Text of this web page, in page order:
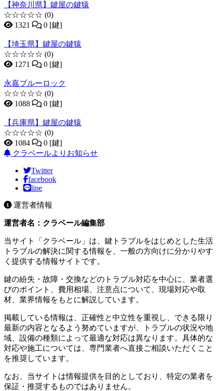
【神奈川県】鍵屋の鍵猿
☆☆☆☆☆ (0)
1321
0 [鍵]
【埼玉県】鍵屋の鍵猿
☆☆☆☆☆ (0)
1271
0 [鍵]
永嘉ブルーロック
☆☆☆☆☆ (0)
1088
0 [鍵]
【兵庫県】鍵屋の鍵猿
☆☆☆☆☆ (0)
1084
0 [鍵]
クラベールよりお知らせ
Twitter
facebook
line
運営者情報
運営者名：クラベール編集部
当サイト「クラベール」は、鍵トラブルをはじめとした生活
トラブルの解決に関する情報を、一般の方向けに分かりやす
く提供する情報サイトです。
鍵の紛失・故障・交換などのトラブル対応を中心に、業者選
びのポイント、費用相場、注意点について、現場対応や取
材、業界情報をもとに解説しています。
掲載している情報は、正確性と中立性を重視し、できる限り
最新の内容となるよう努めていますが、トラブルの状況や地
域、設備の種類によって最適な対応は異なります。具体的な
対応や施工については、専門業者へ直接ご相談いただくこと
を推奨しています。
なお、当サイトは情報提供を目的としており、特定の業者を
保証・推奨するものではありません。